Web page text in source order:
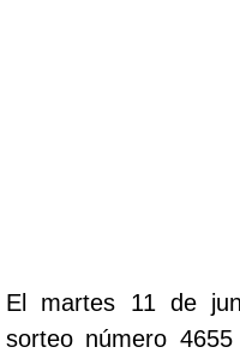
Cafeterito
El martes 11 de
sorteo número